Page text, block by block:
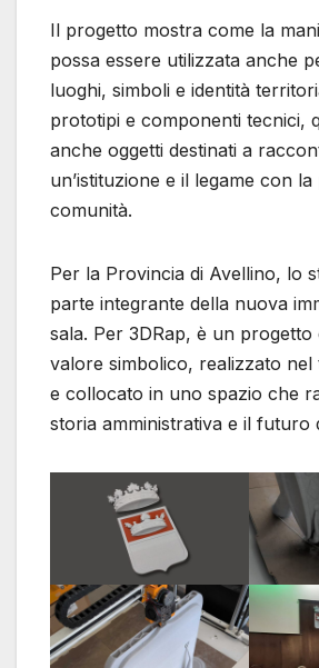
Il progetto mostra come la
possa essere utilizzata anche
luoghi, simboli e identità
prototipi e componenti tecnici,
anche oggetti destinati a
un’istituzione e il legame con
comunità.
Per la Provincia di Avellino, lo
parte integrante della nuova
sala. Per 3DRap, è un
valore simbolico, realizzato
e collocato in uno spazio che
storia amministrativa e il futuro